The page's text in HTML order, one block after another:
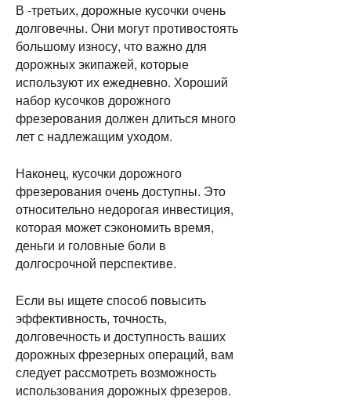
В -третьих, дорожные кусочки очень
долговечны. Они могут противостоять
большому износу, что важно для
дорожных экипажей, которые
используют их ежедневно. Хороший
набор кусочков дорожного
фрезерования должен длиться много
лет с надлежащим уходом.
Наконец, кусочки дорожного
фрезерования очень доступны. Это
относительно недорогая инвестиция,
которая может сэкономить время,
деньги и головные боли в
долгосрочной перспективе.
Если вы ищете способ повысить
эффективность, точность,
долговечность и доступность ваших
дорожных фрезерных операций, вам
следует рассмотреть возможность
использования дорожных фрезеров.